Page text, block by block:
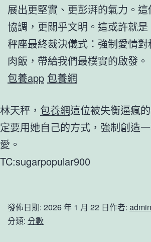
展出更堅實、更彭湃的氣力。
協調，更關乎文明。這或許就
秤座最終裁決儀式：強制愛情
肉飯，帶給我們最樸實的啟發。
包養app 包養網
林天秤， 包養網這位被失衡逼瘋
定要用她自己的方式，強制創造
愛。
TC:sugarpopular900
發佈日期: 2026 年 1 月 22 日作者: admin
分類: 分數